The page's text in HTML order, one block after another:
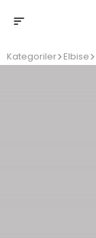
Kategoriler Elbise